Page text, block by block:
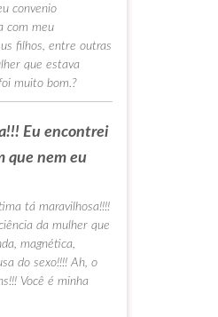
convenio
com meu
filhos, entre outras
que estava
muito bom.?
Eu encontrei
que nem eu
tá maravilhosa!!!!
da mulher que
magnética,
do sexo!!!! Ah, o
Você é minha